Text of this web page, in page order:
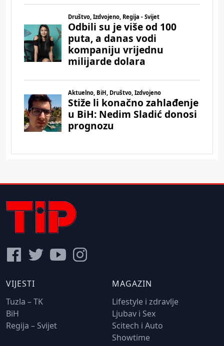
VIJESTI
Tuzla – TK
BiH
Regija – Svijet
MAGAZIN
Lifestyle i zdravlje
Ljubav i Sex
Scitech i Auto
Showtime